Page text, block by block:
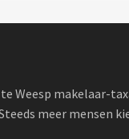
te Weesp makelaar-
meer mensen